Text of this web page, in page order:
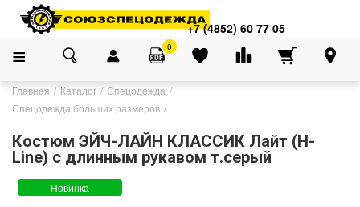
+7 (4852) 60 77 05
0
Главная Каталог
Спецодежда
Спецодежда больших размеров
Костюм ЭЙЧ-ЛАЙН КЛАССИК Лайт (H-
Line) с длинным рукавом т.серый
Новинка